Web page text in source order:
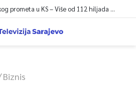
Juli donio rast turističkog prometa u KS – Više od 112 hiljada gostiju i 241 hiljada noćenja
Biznis